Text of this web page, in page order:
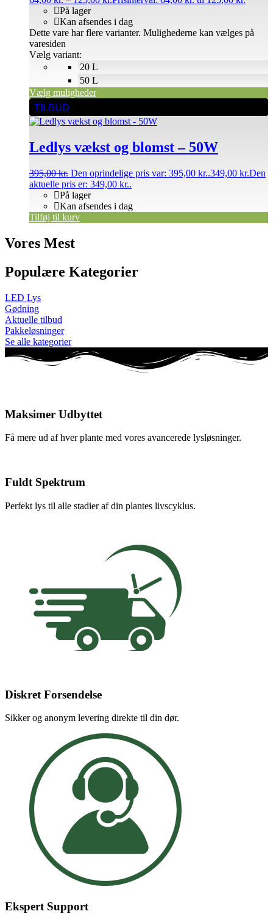
På lager
Kan afsendes i dag
Vælg variant:
Vælg muligheder
Dette vare har flere varianter. Mulighederne kan vælges på
varesiden
20 L
50 L
TILBUD
Ledlys vækst og blomst – 50W
395,00kr. Den oprindelige pris var: 395,00 kr..349,00 kr.Den
aktuelle pris er: 349,00 kr..
På lager
Kan afsendes i dag
Tilføj til kurv
Vores Mest
Populære Kategorier
LED Lys
Gødning
Aktuelle tilbud
Pakkeløsninger
Se alle kategorier
Maksimer Udbyttet
Få mere ud af hver plante med vores avancerede lysløsninger.
Fuldt Spektrum
Perfekt lys til alle stadier af din plantes livscyklus.
Diskret Forsendelse
Sikker og anonym levering direkte til din dør.
Ekspert Support